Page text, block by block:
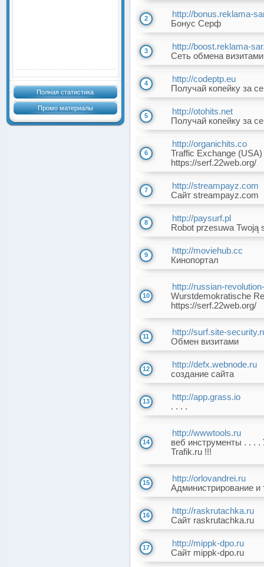
Полная статистика
Промо материалы
2
http://bonus.reklama-
Бонус Серф
3
http://boost.reklama-
Сеть обмена визитами
4
http://codeptp.eu
Получай копейку за
5
http://otohits.net
Получай копейку за
6
http://organichits.co
Traffic Exchange (USA)
https://serf.22web.org/
7
http://streampayz.com
Сайт streampayz.com
8
http://paysurf.pl
Robot przesuwa Twoją
9
http://moviehub.cc
Кинопортал
10
http://russian-
Wurstdemokratische
https://serf.22web.org/
11
http://surf.site-
Обмен визитами
12
http://defx.webnode.ru
создание сайта
13
http://app.grass.io
. . . .
14
http://wwwtools.ru
веб инструменты . . . .
Trafik.ru !!!
15
http://orlovandrei.ru
Администрирование и
16
http://raskrutachka.ru
Сайт raskrutachka.ru
17
http://mippk-dpo.ru
Сайт mippk-dpo.ru